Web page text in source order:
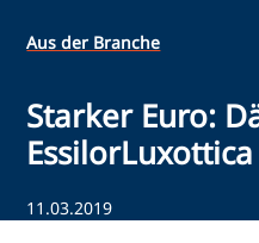
Aus der Branche
Starker Euro:
EssilorLuxottica
11.03.2019